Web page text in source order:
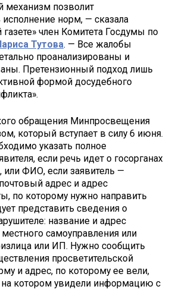
позволит
исполнение норм, — сказала
газете» член Комитета Госдумы по
Тутова. — Все жалобы
проанализированы и
Претензионный подход лишь
формой досудебного
обращения Минпросвещения
который вступает в силу 6 июня.
указать полное
если речь идет о госорганах
или ФИО, если заявитель —
адрес и адрес
по которому нужно направить
представить сведения о
название и адрес
местного самоуправления или
или ИП. Нужно сообщить
просветительской
и адрес, по которому ее вели,
на котором увидели информацию с